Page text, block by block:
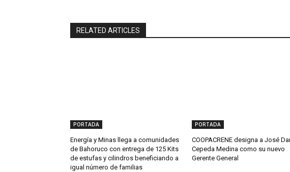
RELATED ARTICLES
PORTADA
Energía y Minas llega a comunidades
de Bahoruco con entrega de 125 Kits
de estufas y cilindros beneficiando a
igual número de familias
PORTADA
COOPACRENE designa a José
Cepeda Medina como su nuevo
Gerente General